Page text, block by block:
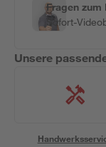
Fragen zum
Sofort-
Unsere